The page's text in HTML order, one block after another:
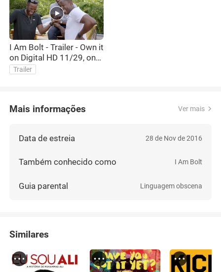
I Am Bolt - Trailer - Own it
on Digital HD 11/29, on
DVD 12/6
Trailer
Mais informações Ver mais
Data de estreia 28 de Nov de 2016
Também conhecido como I Am Bolt
Guia parental Linguagem obscena
Similares